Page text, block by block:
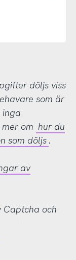
döljs viss
som är
inga
om hur du
som döljs .
av
Captcha och